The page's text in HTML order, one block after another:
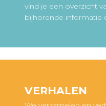
vind je een overzicht
bijhorende informatie
VERHALEN